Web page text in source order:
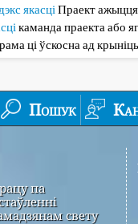
якасціПраект
каманда праекта або
ці ўскосна ад
Пошук
па
свету